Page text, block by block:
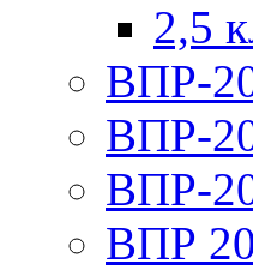
2,5
ВПР-
ВПР-
ВПР-
ВПР